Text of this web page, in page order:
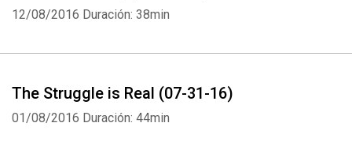
12/08/2016 Duración: 38min
The Struggle is Real (07-31-16)
01/08/2016 Duración: 44min